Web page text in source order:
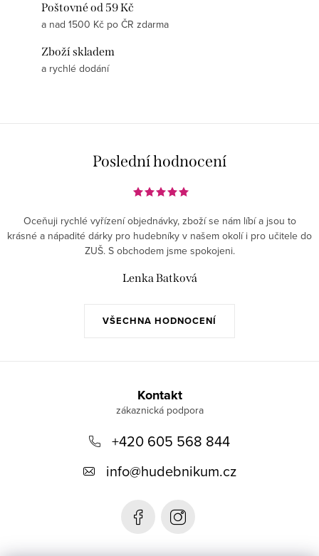
Poštovné od 59 Kč
a nad 1500 Kč po ČR zdarma
Zboží skladem
a rychlé dodání
Poslední hodnocení
VŠECHNA HODNOCENÍ
Oceňuji rychlé vyřízení objednávky, zboží se nám líbí a jsou to
krásné a nápadité dárky pro hudebníky v našem okolí i pro učitele do
ZUŠ. S obchodem jsme spokojeni.
Lenka Batková
Kontakt
+420 605 568 844
info@hudebnikum.cz